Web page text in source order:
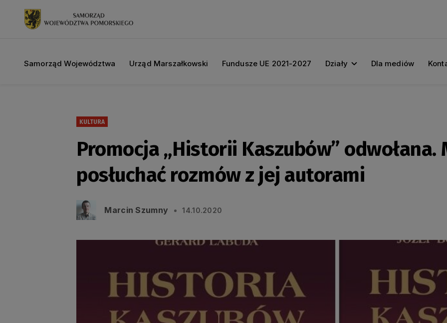
Samorząd Województwa Urząd Marszałkowski Fundusze UE 2021-2027 Działy Dla mediów
KULTURA
Promocja „Historii Kaszubów” odwołana.
posłuchać rozmów z jej autorami
Marcin Szumny 14.10.2020